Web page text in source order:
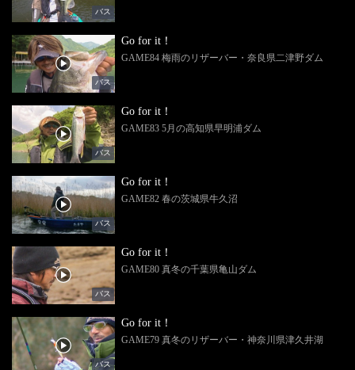
バス
バス
Go for it！
GAME84 梅雨のリザーバー・奈良県二津野ダム
バス
Go for it！
GAME83 5月の高知県早明浦ダム
バス
Go for it！
GAME82 春の茨城県牛久沼
バス
Go for it！
GAME80 真冬の千葉県亀山ダム
バス
Go for it！
GAME79 真冬のリザーバー・神奈川県津久井湖